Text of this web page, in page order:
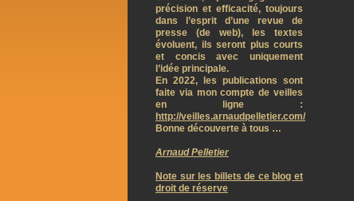
précision et efficacité, toujours
dans l’esprit d’une revue de
presse (de web), les textes
évoluent, ils seront plus courts
et concis avec uniquement
l’idée principale.
En 2022, les publications sont
faite via mon compte de veilles
en ligne :
http://veilles.arnaudpelletier.com/
Bonne découverte à tous …
Arnaud Pelletier
Note sur les billets de ce blog et
droit de réserve